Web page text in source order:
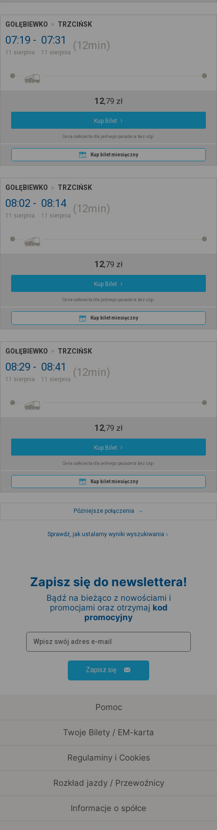
GOŁĘBIEWKO TRZCIŃSK
07:19
11 sierpnia
07:31
11 sierpnia
12min
12,79 zł
Kup Bilet
Cena całkowita dla jednego pasażera bez ulgi
Kup bilet miesięczny
GOŁĘBIEWKO TRZCIŃSK
08:02
11 sierpnia
08:14
11 sierpnia
12min
12,79 zł
Kup Bilet
Cena całkowita dla jednego pasażera bez ulgi
Kup bilet miesięczny
GOŁĘBIEWKO TRZCIŃSK
08:29
11 sierpnia
08:41
11 sierpnia
12min
12,79 zł
Kup Bilet
Cena całkowita dla jednego pasażera bez ulgi
Kup bilet miesięczny
Późniejsze połączenia
Sprawdź, jak ustalamy wyniki wyszukiwania
Zapisz się do newslettera!
Bądź na bieżąco z nowościami i
promocjami oraz otrzymaj kod
promocyjny
Zapisz się
Pomoc
Twoje Bilety / EM-karta
Regulaminy i Cookies
Rozkład jazdy / Przewoźnicy
Informacje o spółce